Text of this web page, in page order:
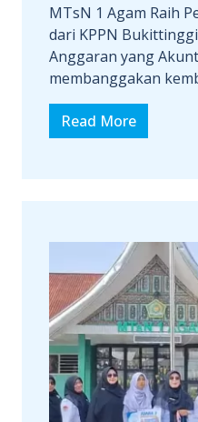
MTsN 1 Agam Raih
dari KPPN
Anggaran yang
membanggakan
Read More